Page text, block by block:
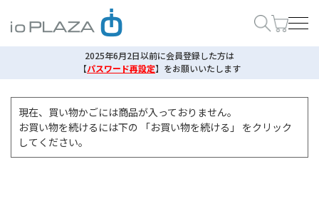
2025年6月2日以前に会員登録した方は
【パスワード再設定】 をお願いいたします
現在、買い物かごには商品が入っておりません。
お買い物を続けるには下の 「お買い物を続ける」 をクリック
してください。